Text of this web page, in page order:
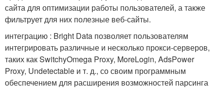
сайта для оптимизации работы пользователей, а также
фильтрует для них полезные веб-сайты.
интеграцию : Bright Data позволяет пользователям
интегрировать различные и несколько прокси-серверов,
таких как SwitchyOmega Proxy, MoreLogin, AdsPower
Proxy, Undetectable и т. д., со своим программным
обеспечением для расширения возможностей парсинга